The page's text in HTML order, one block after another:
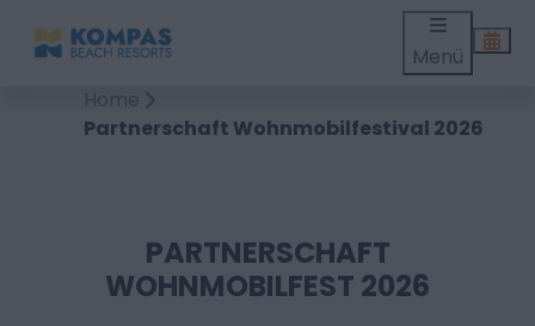
Menü
Home
Partnerschaft Wohnmobilfestival 2026
PARTNERSCHAFT
WOHNMOBILFEST 2026